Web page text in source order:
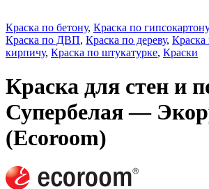
Краска по бетону, Краска по гипсокартону
Краска по ДВП, Краска по дереву,
кирпичу, Краска по штукатурке, Краски
Краска для стен и
Супербелая —
(Ecoroom)